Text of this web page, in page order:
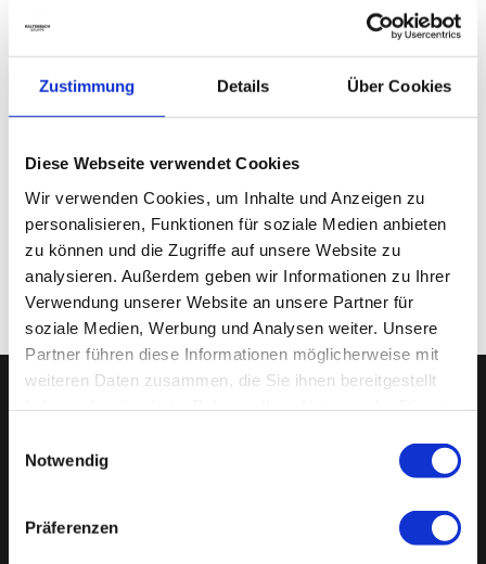
Zustimmung Details Über Cookies
Diese Webseite verwendet Cookies
Wir verwenden Cookies, um Inhalte und Anzeigen zu
personalisieren, Funktionen für soziale Medien anbieten
zu können und die Zugriffe auf unsere Website zu
analysieren. Außerdem geben wir Informationen zu Ihrer
Verwendung unserer Website an unsere Partner für
soziale Medien, Werbung und Analysen weiter. Unsere
Partner führen diese Informationen möglicherweise mit
weiteren Daten zusammen, die Sie ihnen bereitgestellt
Notwendig
Präferenzen
Dein Kontakt zu uns
KALTENBACH
Die Kaltenbach-Gruppe gehört zu den führenden